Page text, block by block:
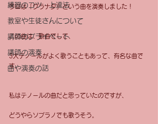
練習のコツ・上達法
教室や生徒さんについて
講師のプライベート
講師の演奏
曲や演奏の話
今回は「グラナダ」という曲を演奏しました！
この曲は、歌曲でして、
3大テノールがよく歌うこともあって、有名な曲で
す。
私はテノールの曲だと思っていたのですが、
どうやらソプラノでも歌うそう。